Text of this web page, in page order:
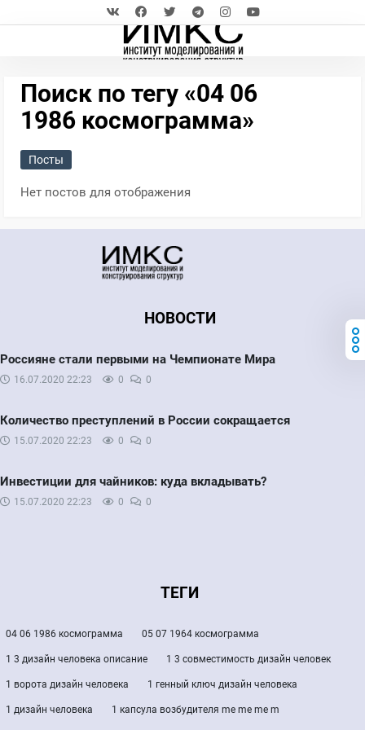
Поиск по тегу «04 06
1986 космограмма»
Посты
Нет постов для отображения
НОВОСТИ
Россияне стали первыми на Чемпионате Мира
16.07.2020 22:23 0 0
Количество преступлений в России сокращается
15.07.2020 22:23 0 0
Инвестиции для чайников: куда вкладывать?
15.07.2020 22:23 0 0
ТЕГИ
04 06 1986 космограмма 05 07 1964 космограмма
1 3 дизайн человека описание 1 3 совместимость дизайн человек
1 ворота дизайн человека 1 генный ключ дизайн человека
1 дизайн человека 1 капсула возбудителя me me me m